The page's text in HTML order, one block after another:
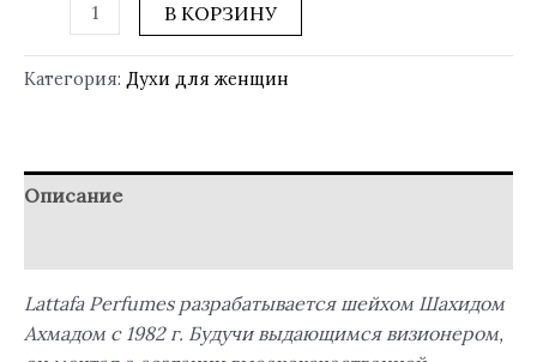
В КОРЗИНУ
Категория: Духи для женщин
Описание
Lattafa Perfumes разрабатывается шейхом Шахидом
Ахмадом с 1982 г. Будучи выдающимся визионером,